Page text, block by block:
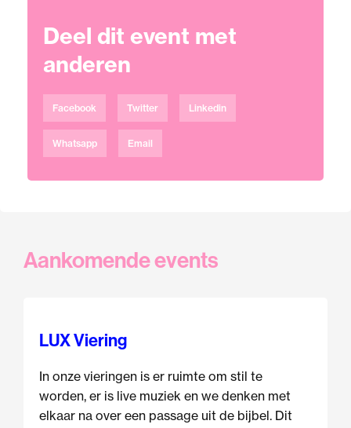
Deel dit event met
anderen
Facebook Twitter Linkedin
Whatsapp Email
Aankomende events
LUX Viering
In onze vieringen is er ruimte om stil te
worden, er is live muziek en we denken met
elkaar na over een passage uit de bijbel. Dit